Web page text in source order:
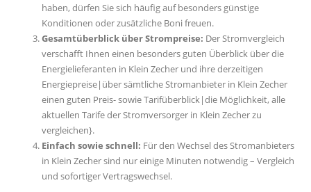
haben, dürfen Sie sich häufig auf besonders günstige
Konditionen oder zusätzliche Boni freuen.
Gesamtüberblick über Strompreise: Der Stromvergleich
verschafft Ihnen einen besonders guten Überblick über die
Energielieferanten in Klein Zecher und ihre derzeitigen
Energiepreise|über sämtliche Stromanbieter in Klein Zecher
einen guten Preis- sowie Tarifüberblick|die Möglichkeit, alle
aktuellen Tarife der Stromversorger in Klein Zecher zu
vergleichen}.
Einfach sowie schnell: Für den Wechsel des Stromanbieters
in Klein Zecher sind nur einige Minuten notwendig – Vergleich
und sofortiger Vertragswechsel.